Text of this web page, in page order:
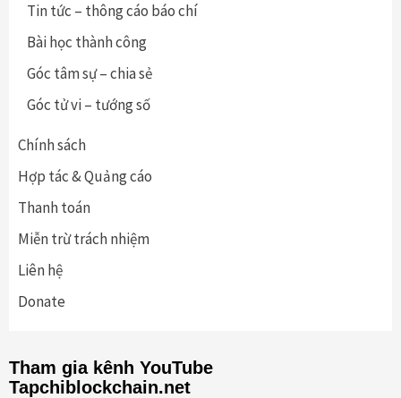
Tin tức – thông cáo báo chí
Bài học thành công
Góc tâm sự – chia sẻ
Góc tử vi – tướng số
Chính sách
Hợp tác & Quảng cáo
Thanh toán
Miễn trừ trách nhiệm
Liên hệ
Donate
Tham gia kênh YouTube
Tapchiblockchain.net